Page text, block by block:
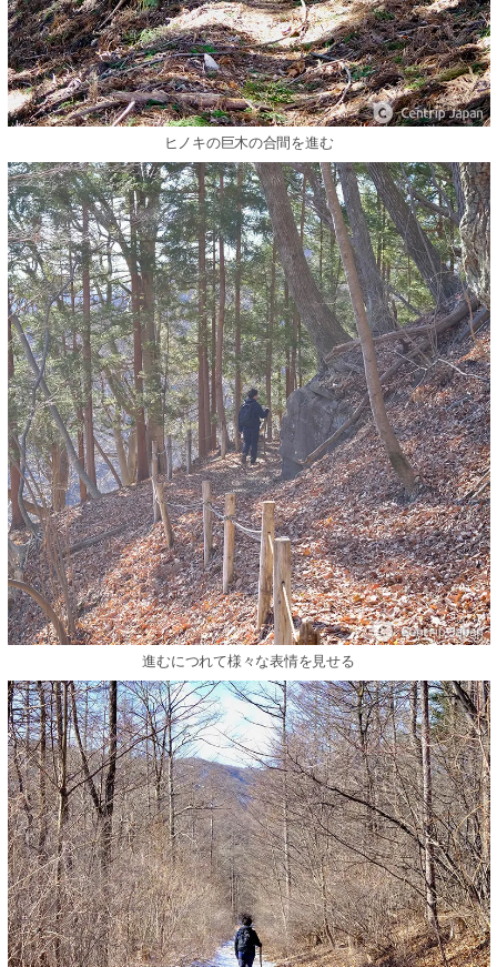
ヒノキの巨木の合間を進む
進むにつれて様々な表情を見せる